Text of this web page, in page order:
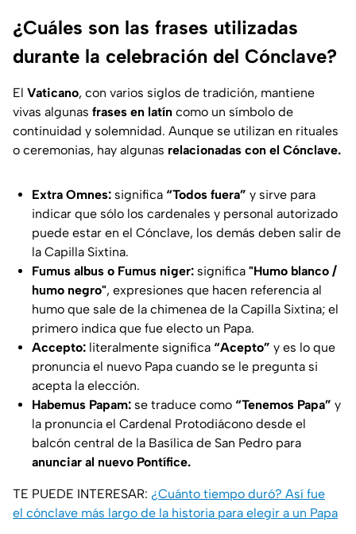
¿Cuáles son las frases utilizadas
durante la celebración del Cónclave?
El Vaticano, con varios siglos de tradición, mantiene
vivas algunas frases en latín como un símbolo de
continuidad y solemnidad. Aunque se utilizan en rituales
o ceremonias, hay algunas relacionadas con el Cónclave.
Extra Omnes: significa “Todos fuera” y sirve para
indicar que sólo los cardenales y personal autorizado
puede estar en el Cónclave, los demás deben salir de
la Capilla Sixtina.
Fumus albus o Fumus niger: significa "Humo blanco /
humo negro", expresiones que hacen referencia al
humo que sale de la chimenea de la Capilla Sixtina; el
primero indica que fue electo un Papa.
Accepto: literalmente significa “Acepto” y es lo que
pronuncia el nuevo Papa cuando se le pregunta si
acepta la elección.
Habemus Papam: se traduce como “Tenemos Papa” y
la pronuncia el Cardenal Protodiácono desde el
balcón central de la Basílica de San Pedro para
anunciar al nuevo Pontífice.
TE PUEDE INTERESAR: ¿Cuánto tiempo duró? Así fue
el cónclave más largo de la historia para elegir a un Papa